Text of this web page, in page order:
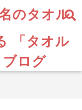
のタオル
「タオル
ログ